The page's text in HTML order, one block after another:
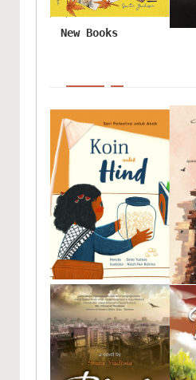
New Books